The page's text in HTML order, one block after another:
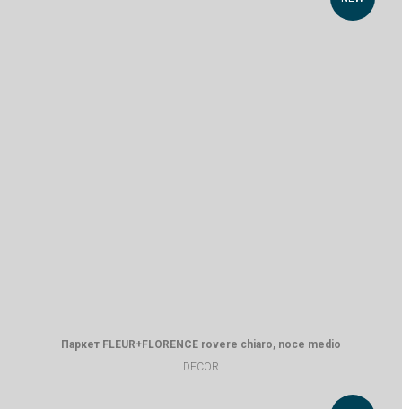
Паркет FLEUR+FLORENCE rovere chiaro, noce medio
DECOR